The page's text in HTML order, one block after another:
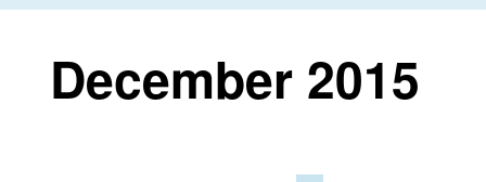
December 2015